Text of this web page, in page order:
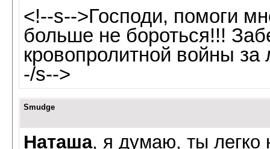
<!--s-->Господи, помоги
больше не бороться!!!
кровопролитной войны
-/s-->
Smudge
Наташа, я думаю, ты легко